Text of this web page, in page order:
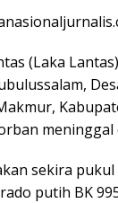
(Laka
meninggal
sekira pukul
putih BK